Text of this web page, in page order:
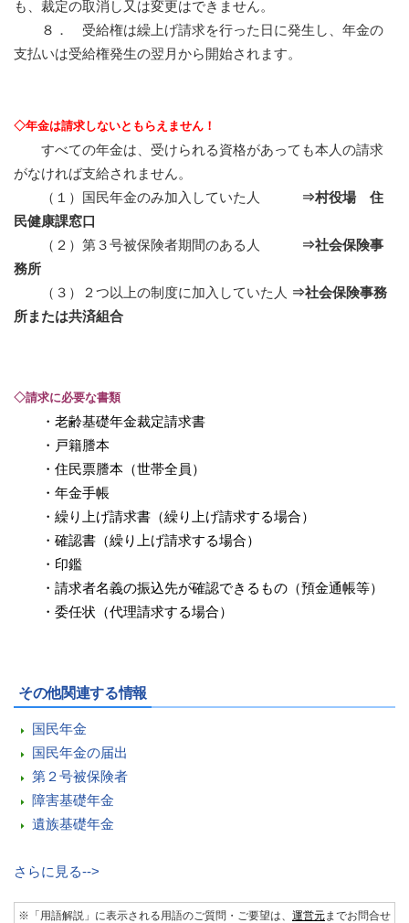
も、裁定の取消し又は変更はできません。
８． 受給権は繰上げ請求を行った日に発生し、年金の
支払いは受給権発生の翌月から開始されます。
◇年金は請求しないともらえません！
すべての年金は、受けられる資格があっても本人の請求
がなければ支給されません。
（１）国民年金のみ加入していた人
⇒村役場 住
民健康課窓口
（２）第３号被保険者期間のある人
⇒社会保険事
務所
（３）２つ以上の制度に加入していた人 ⇒社会保険事務
所または共済組合
◇請求に必要な書類
・老齢基礎年金裁定請求書
・ 戸籍謄本
・ 住民票謄本（世帯全員）
・ 年金手帳
・ 繰り上げ請求書（繰り上げ請求する場合）
・ 確認書（繰り上げ請求する場合）
・ 印鑑
・ 請求者名義の振込先が確認できるもの（預金通帳等）
・ 委任状（代理請求する場合）
その他関連する情報
国民年金
国民年金の届出
第２号被保険者
障害基礎年金
遺族基礎年金
さらに見る-->
※「用語解説」に表示される用語のご質問・ご要望は、 運営元までお問合せ